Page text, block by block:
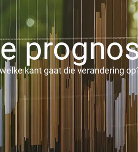
kant gaat die verandering